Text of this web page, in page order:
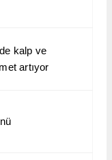
kalp ve
artıyor